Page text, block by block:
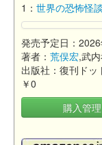
1： 世界の恐怖怪
発売予定日：
著者： 荒俣宏,武
出版社：復刊ドッ
￥0
購入管理